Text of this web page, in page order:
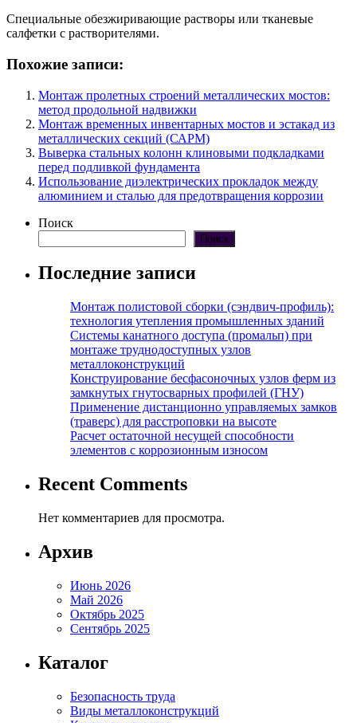
Специальные обезжиривающие растворы или тканевые
салфетки с растворителями.
Похожие записи:
Монтаж пролетных строений металлических мостов:
метод продольной надвижки
Монтаж временных инвентарных мостов и эстакад из
металлических секций (САРМ)
Выверка стальных колонн клиновыми подкладками
перед подливкой фундамента
Использование диэлектрических прокладок между
алюминием и сталью для предотвращения коррозии
Поиск
Поиск
Последние записи
Монтаж полистовой сборки (сэндвич-профиль):
технология утепления промышленных зданий
Системы канатного доступа (промальп) при
монтаже труднодоступных узлов
металлоконструкций
Конструирование бесфасоночных узлов ферм из
замкнутых гнутосварных профилей (ГНУ)
Применение дистанционно управляемых замков
(траверс) для расстроповки на высоте
Расчет остаточной несущей способности
элементов с коррозионным износом
Recent Comments
Нет комментариев для просмотра.
Архив
Июнь 2026
Май 2026
Октябрь 2025
Сентябрь 2025
Каталог
Безопасность труда
Виды металлоконструкций